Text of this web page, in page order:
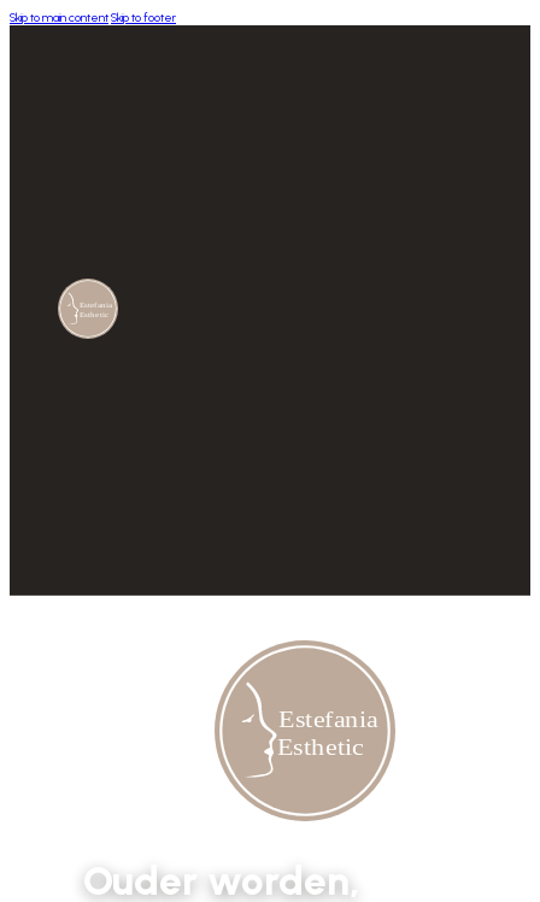
Skip to main contentSkip to footer
Ouder worden,